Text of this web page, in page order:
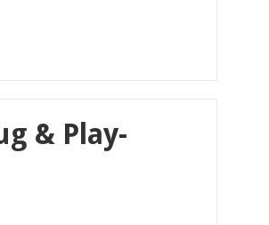
& Play-